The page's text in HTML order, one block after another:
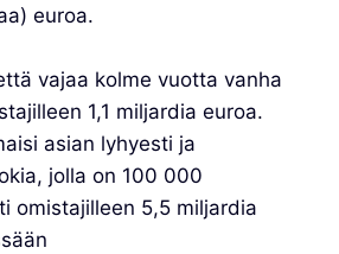
euroa.
vajaa kolme vuotta vanha
1,1 miljardia euroa.
asian lyhyesti ja
jolla on 100 000
omistajilleen 5,5 miljardia